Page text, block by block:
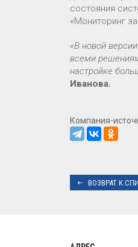
состояния
«Мониторинг
«В новой
всеми
настройке
Иванова.
Компания-
ВОЗВРАТ К